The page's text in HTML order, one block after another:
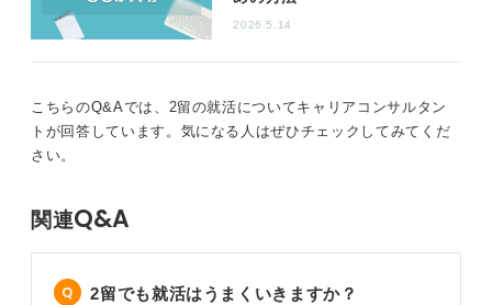
って留年し、その期間に大きな成長を遂げた場合は、企
し、その経験から何を学び、どのように成長できたのか
を前向きにアピールすることです。
自分自身の言葉で説明できるようにしておきましょう。
2026.5.14
こちらのQ&Aでは、2留の就活についてキャリアコンサルタン
トが回答しています。気になる人はぜひチェックしてみてくだ
さい。
関連Q&A
2留でも就活はうまくいきますか？